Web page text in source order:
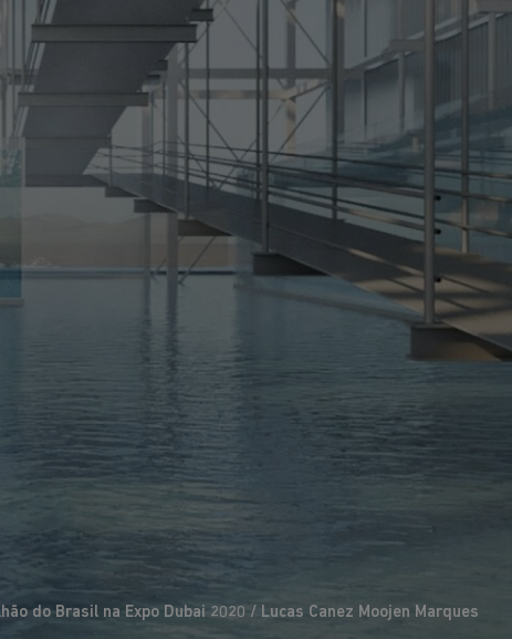
do Brasil na Expo Dubai 2020 / Lucas Canez Moojen Marques
de que vivemos a mesma era e
mesmo planeta.
desse contexto a Cidade 21, atenta ao
aos bons espaços, à redução das
tendo o cidadão como foco.
de
Elizabeth de Portzamparc
Carioca radicada há 50 anos na
França, com obras por todo o
mundo.